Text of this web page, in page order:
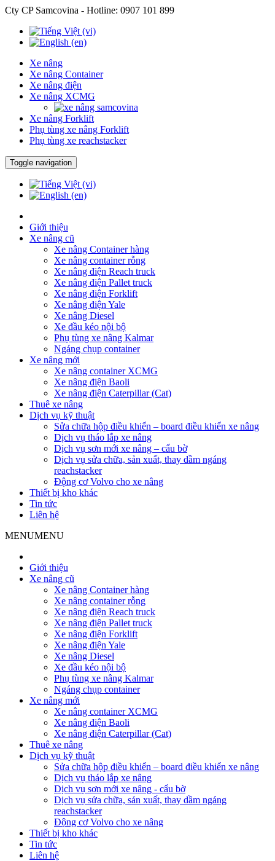
Cty CP Samcovina - Hotline: 0907 101 899
Xe nâng
Xe nâng Container
Xe nâng điện
Xe nâng XCMG
Xe nâng Forklift
Phụ tùng xe nâng Forklift
Phụ tùng xe reachstacker
Toggle navigation
Giới thiệu
Xe nâng cũ
Xe nâng Container hàng
Xe nâng container rỗng
Xe nâng điện Reach truck
Xe nâng điện Pallet truck
Xe nâng điện Forklift
Xe nâng điện Yale
Xe nâng Diesel
Xe đầu kéo nội bộ
Phụ tùng xe nâng Kalmar
Ngáng chụp container
Xe nâng mới
Xe nâng container XCMG
Xe nâng điện Baoli
Xe nâng điện Caterpillar (Cat)
Thuê xe nâng
Dịch vụ kỹ thuật
Sửa chữa hộp điều khiển – board điều khiển xe nâng
Dịch vụ tháo lắp xe nâng
Dịch vụ sơn mới xe nâng – cẩu bờ
Dịch vụ sửa chữa, sản xuất, thay dầm ngáng
reachstacker
Động cơ Volvo cho xe nâng
Thiết bị kho khác
Tin tức
Liên hệ
MENUMENU
Giới thiệu
Xe nâng cũ
Xe nâng Container hàng
Xe nâng container rỗng
Xe nâng điện Reach truck
Xe nâng điện Pallet truck
Xe nâng điện Forklift
Xe nâng điện Yale
Xe nâng Diesel
Xe đầu kéo nội bộ
Phụ tùng xe nâng Kalmar
Ngáng chụp container
Xe nâng mới
Xe nâng container XCMG
Xe nâng điện Baoli
Xe nâng điện Caterpillar (Cat)
Thuê xe nâng
Dịch vụ kỹ thuật
Sửa chữa hộp điều khiển – board điều khiển xe nâng
Dịch vụ tháo lắp xe nâng
Dịch vụ sơn mới xe nâng - cẩu bờ
Dịch vụ sửa chữa, sản xuất, thay dầm ngáng
reachstacker
Động cơ Volvo cho xe nâng
Thiết bị kho khác
Tin tức
Liên hệ